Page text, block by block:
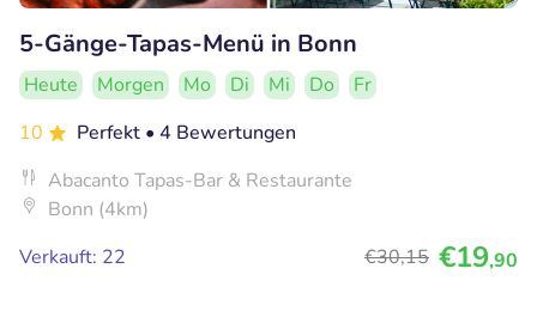
5-Gänge-Tapas-Menü in Bonn
Heute Morgen Mo Di Mi Do
Fr
10
Perfekt • 4 Bewertungen
Abacanto Tapas-Bar & Restaurante
Bonn (4km)
Verkauft: 22
€30,15 €19,90